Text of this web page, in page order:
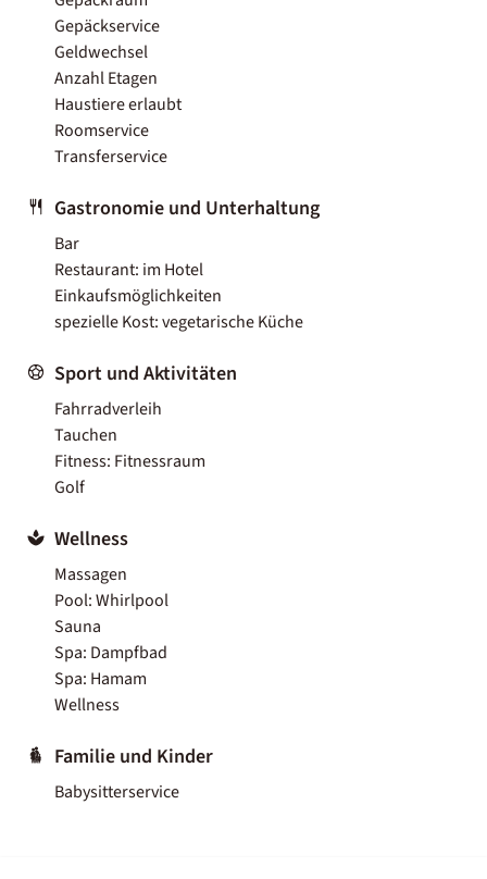
Gepäckservice
Geldwechsel
Anzahl Etagen
Haustiere erlaubt
Roomservice
Transferservice
Gastronomie und Unterhaltung
Bar
Restaurant: im Hotel
Einkaufsmöglichkeiten
spezielle Kost: vegetarische Küche
Sport und Aktivitäten
Fahrradverleih
Tauchen
Fitness: Fitnessraum
Golf
Wellness
Massagen
Pool: Whirlpool
Sauna
Spa: Dampfbad
Spa: Hamam
Wellness
Familie und Kinder
Babysitterservice